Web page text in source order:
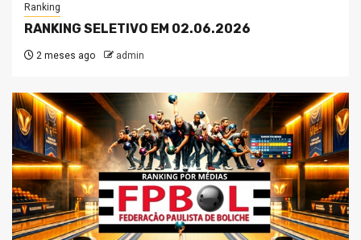
Ranking
RANKING SELETIVO EM 02.06.2026
2 meses ago admin